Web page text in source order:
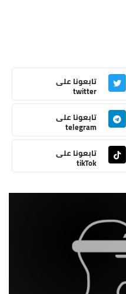
تابعونا على
twitter
تابعونا على
telegram
تابعونا على
tikTok